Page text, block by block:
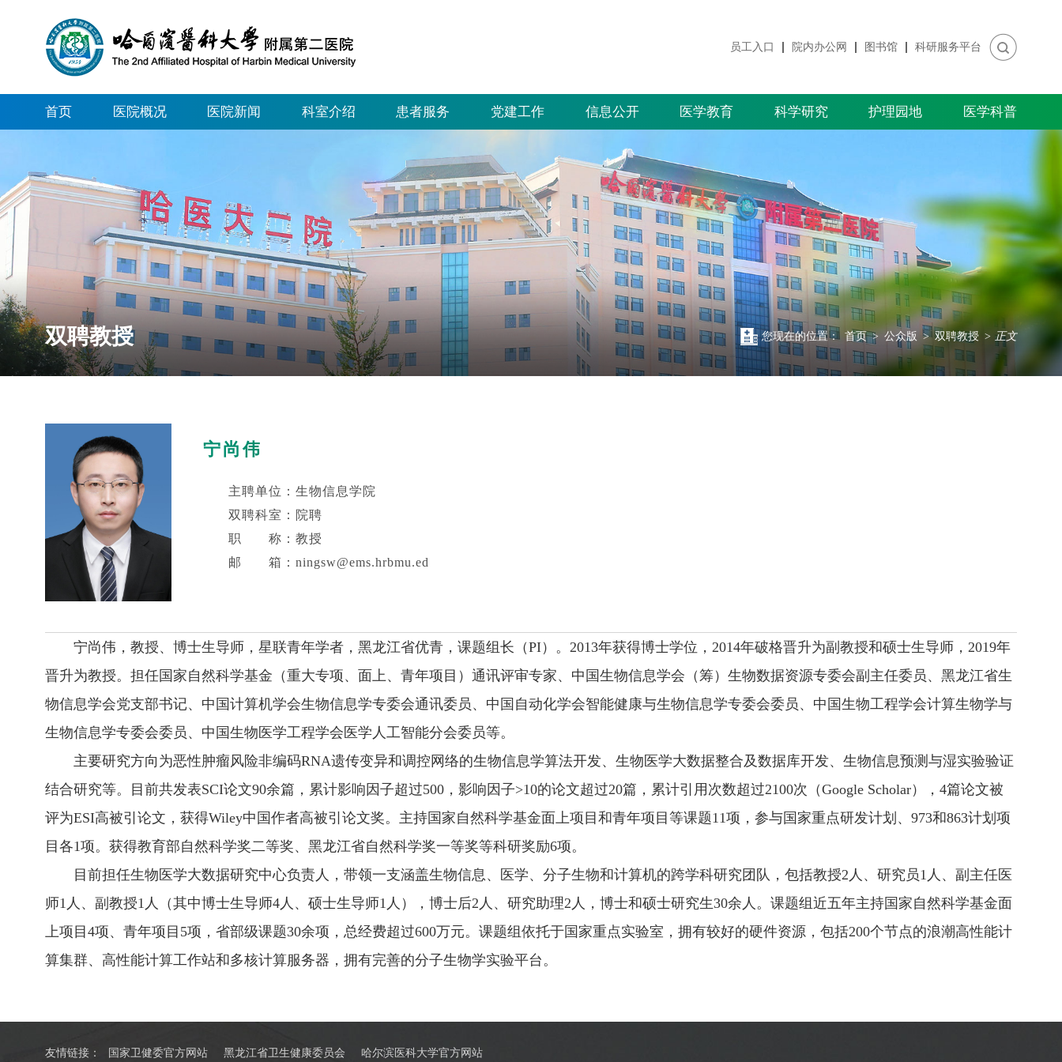
员工入口 院内办公网 图书馆 科研服务平台
首页 医院概况 医院新闻 科室介绍 患者服务 党建工作 信息公开 医学教育 科学研究 护理园地 医学科普
双聘教授 您现在的位置： 首页 > 公众版 > 双聘教授 > 正文
宁尚伟
主聘单位：生物信息学院
双聘科室：院聘
职 称：教授
邮 箱：ningsw@ems.hrbmu.ed
宁尚伟，教授、博士生导师，星联青年学者，黑龙江省优青，课题组长（PI）。2013年获得博士学位，2014年破格晋升为副教授和硕士生导师，2019年
晋升为教授。担任国家自然科学基金（重大专项、面上、青年项目）通讯评审专家、中国生物信息学会（筹）生物数据资源专委会副主任委员、黑龙江省生
物信息学会党支部书记、中国计算机学会生物信息学专委会通讯委员、中国自动化学会智能健康与生物信息学专委会委员、中国生物工程学会计算生物学与
生物信息学专委会委员、中国生物医学工程学会医学人工智能分会委员等。
主要研究方向为恶性肿瘤风险非编码RNA遗传变异和调控网络的生物信息学算法开发、生物医学大数据整合及数据库开发、生物信息预测与湿实验验证
结合研究等。目前共发表SCI论文90余篇，累计影响因子超过500，影响因子>10的论文超过20篇，累计引用次数超过2100次（Google Scholar），4篇论文被
评为ESI高被引论文，获得Wiley中国作者高被引论文奖。主持国家自然科学基金面上项目和青年项目等课题11项，参与国家重点研发计划、973和863计划项
目各1项。获得教育部自然科学奖二等奖、黑龙江省自然科学奖一等奖等科研奖励6项。
目前担任生物医学大数据研究中心负责人，带领一支涵盖生物信息、医学、分子生物和计算机的跨学科研究团队，包括教授2人、研究员1人、副主任医
师1人、副教授1人（其中博士生导师4人、硕士生导师1人），博士后2人、研究助理2人，博士和硕士研究生30余人。课题组近五年主持国家自然科学基金面
上项目4项、青年项目5项，省部级课题30余项，总经费超过600万元。课题组依托于国家重点实验室，拥有较好的硬件资源，包括200个节点的浪潮高性能计
算集群、高性能计算工作站和多核计算服务器，拥有完善的分子生物学实验平台。
友情链接： 国家卫健委官方网站 黑龙江省卫生健康委员会 哈尔滨医科大学官方网站